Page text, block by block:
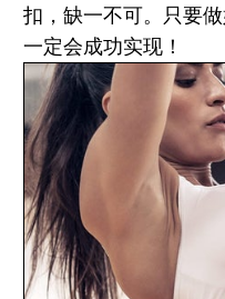
扣，缺一不可。只要
一定会成功实现！